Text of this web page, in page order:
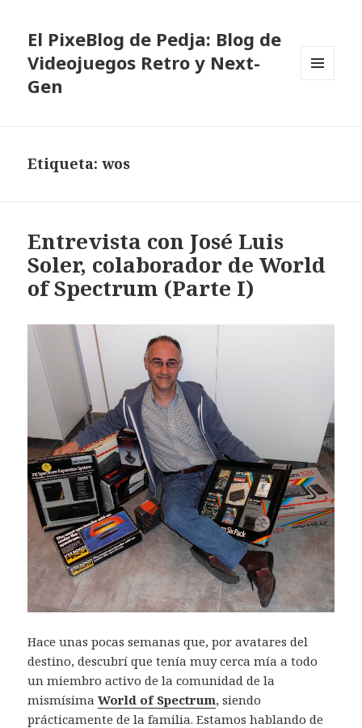
El PixeBlog de Pedja: Blog de
Videojuegos Retro y Next-
Gen
Etiqueta:wos
Entrevista con José Luis
Soler, colaborador de World
of Spectrum (Parte I)
Hace unas pocas semanas que, por avatares del
destino, descubrí que tenía muy cerca mía a todo
un miembro activo de la comunidad de la
mismísimaWorld of Spectrum, siendo
prácticamente de la familia. Estamos hablando de